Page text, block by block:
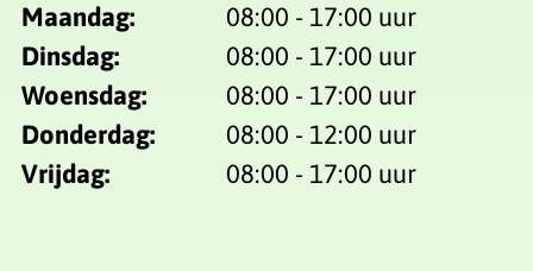
Maandag:
08:00 - 17:00 uur
Dinsdag:
08:00 - 17:00 uur
Woensdag:
08:00 - 17:00 uur
Donderdag:
08:00 - 12:00 uur
Vrijdag:
08:00 - 17:00 uur